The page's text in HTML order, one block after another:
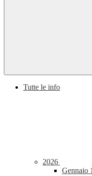
Tutte le info
2026
Gennaio 1